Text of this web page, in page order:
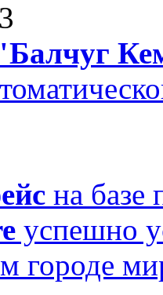
на базе
успешно
городе